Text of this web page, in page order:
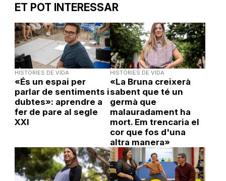
ET POT INTERESSAR
HISTÒRIES DE VIDA
«És un espai per
parlar de sentiments i
dubtes»: aprendre a
fer de pare al segle
XXI
HISTÒRIES DE VIDA
«La Bruna creixerà
sabent que té un
germà que
malauradament ha
mort. Em trencaria el
cor que fos d'una
altra manera»